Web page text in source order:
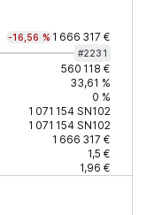
-16,56 % 1 666 317 €
#2231
560 118 €
33,61 %
0 %
1 071 154SN102
1 071 154SN102
1 666 317 €
1,5 €
1,96 €